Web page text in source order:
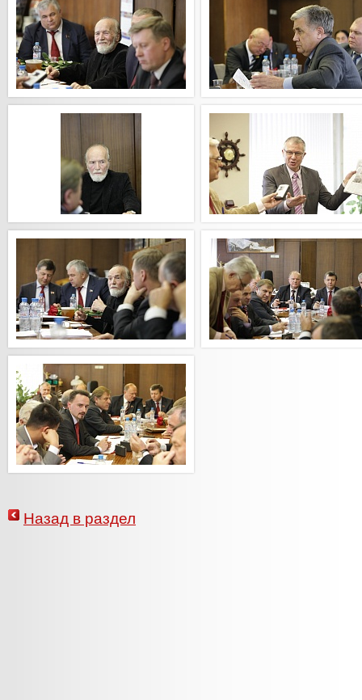
Назад в раздел